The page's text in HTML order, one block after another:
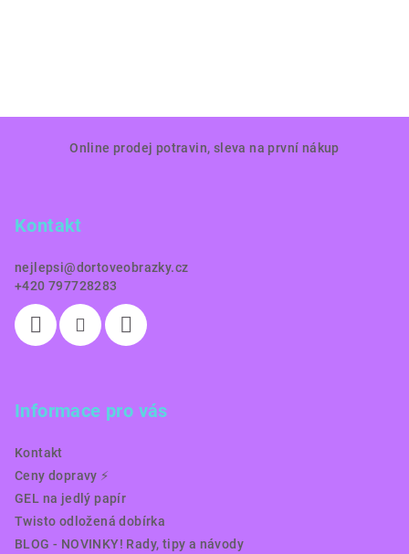
Online prodej potravin, sleva na první nákup
Kontakt
nejlepsi@dortoveobrazky.cz
+420 797728283
Informace pro vás
Kontakt
Ceny dopravy ⚡️
GEL na jedlý papír
Twisto odložená dobírka
BLOG - NOVINKY! Rady, tipy a návody